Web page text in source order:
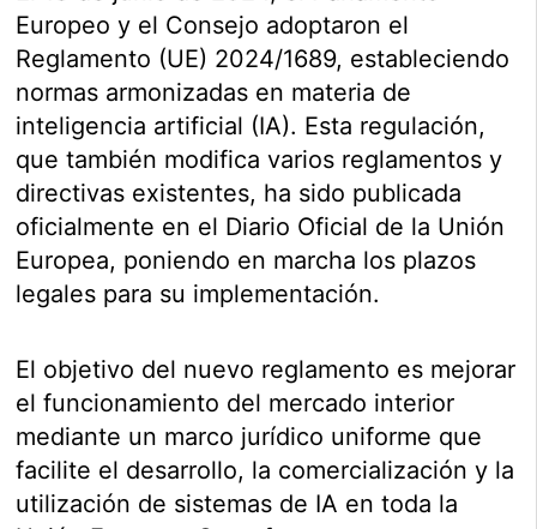
Europeo y el Consejo adoptaron el
Reglamento (UE) 2024/1689, estableciendo
normas armonizadas en materia de
inteligencia artificial (IA). Esta regulación,
que también modifica varios reglamentos y
directivas existentes, ha sido publicada
oficialmente en el Diario Oficial de la Unión
Europea, poniendo en marcha los plazos
legales para su implementación.
El objetivo del nuevo reglamento es mejorar
el funcionamiento del mercado interior
mediante un marco jurídico uniforme que
facilite el desarrollo, la comercialización y la
utilización de sistemas de IA en toda la